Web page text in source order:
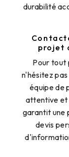
durabilité
projet
Pour tout
n'hésitez
équipe de
attentive et
garantit une
devis